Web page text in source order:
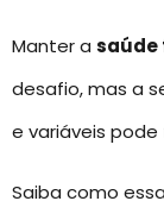
Manter a saúde
desafio, mas a
e variáveis
Saiba como